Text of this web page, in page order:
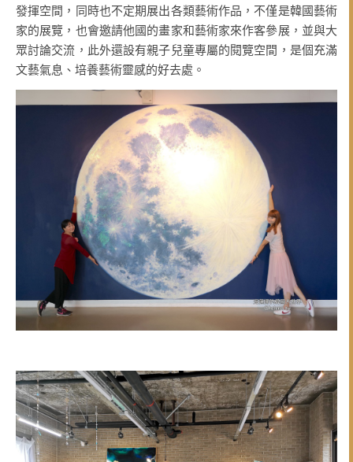
發揮空間，同時也不定期展出各類藝術作品，不僅是韓國藝術
家的展覽，也會邀請他國的畫家和藝術家來作客參展，並與大
眾討論交流，此外還設有親子兒童專屬的閱覽空間，是個充滿
文藝氣息、培養藝術靈感的好去處。